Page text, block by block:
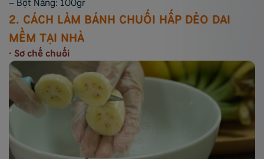
– Bột Năng: 100gr
2. CÁCH LÀM BÁNH CHUỐI HẤP DẺO DAI
MỀM TẠI NHÀ
• Sơ chế chuối